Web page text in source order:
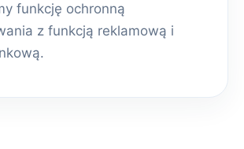
funkcję ochronną
z funkcją reklamową i